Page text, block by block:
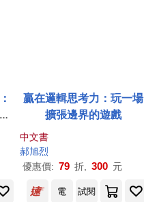
贏在邏輯思考力：玩一場
擴張邊界的遊戲
中文書
郝旭烈
優惠價: 79 折, 300 元
電 試閱